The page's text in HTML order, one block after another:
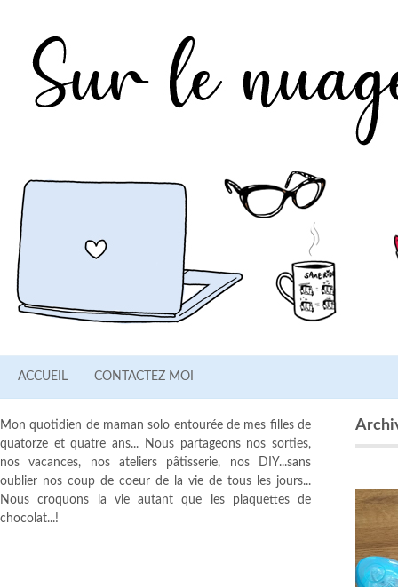
ACCUEIL CONTACTEZ MOI
Mon quotidien de maman solo entourée de mes filles de
quatorze et quatre ans... Nous partageons nos sorties,
nos vacances, nos ateliers pâtisserie, nos DIY...sans
oublier nos coup de coeur de la vie de tous les jours...
Nous croquons la vie autant que les plaquettes de
chocolat...!